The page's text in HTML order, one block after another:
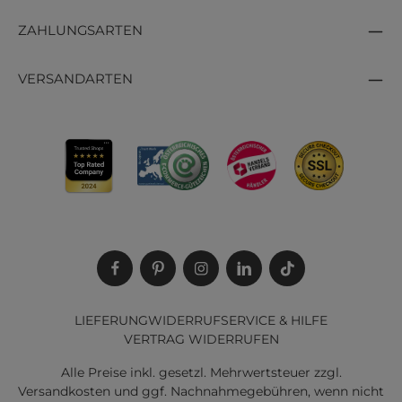
ZAHLUNGSARTEN
VERSANDARTEN
LIEFERUNGWIDERRUFSERVICE & HILFE
VERTRAG WIDERRUFEN
Alle Preise inkl. gesetzl. Mehrwertsteuer zzgl.
Versandkosten und ggf. Nachnahmegebühren, wenn nicht